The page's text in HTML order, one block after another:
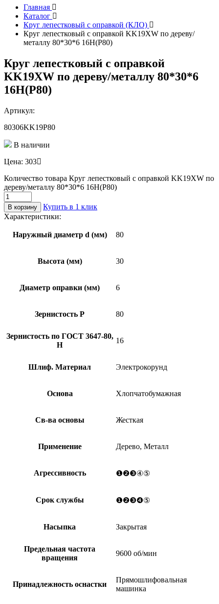
Главная
Каталог
Круг лепестковый с оправкой (КЛО)
Круг лепестковый с оправкой KK19XW по дереву/
металлу 80*30*6 16Н(P80)
Круг лепестковый с оправкой
KK19XW по дереву/металлу 80*30*6
16Н(P80)
Артикул:
80306KK19P80
В наличии
Цена: 303
Количество товара Круг лепестковый с оправкой KK19XW по
дереву/металлу 80*30*6 16Н(P80)
В корзину
Купить в 1 клик
Характеристики:
Наружный диаметр d (мм) 80
Высота (мм) 30
Диаметр оправки (мм) 6
Зернистость Р 80
Зернистость по ГОСТ 3647-80,
Н
16
Шлиф. Материал Электрокорунд
Основа Хлопчатобумажная
Св-ва основы Жесткая
Применение Дерево, Металл
Агрессивность ❶❷❸④⑤
Срок службы ❶❷❸❹⑤
Насыпка Закрытая
Предельная частота
вращения
9600 об/мин
Принадлежность оснастки
Прямошлифовальная
машинка